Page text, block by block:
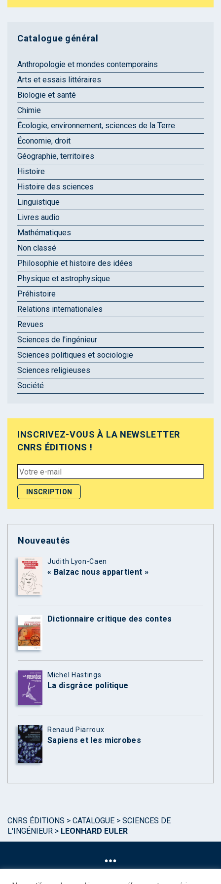
Catalogue général
Anthropologie et mondes contemporains
Arts et essais littéraires
Biologie et santé
Chimie
Écologie, environnement, sciences de la Terre
Économie, droit
Géographie, territoires
Histoire
Histoire des sciences
Linguistique
Livres audio
Mathématiques
Non classé
Philosophie et histoire des idées
Physique et astrophysique
Préhistoire
Relations internationales
Revues
Sciences de l'ingénieur
Sciences politiques et sociologie
Sciences religieuses
Société
INSCRIVEZ-VOUS À LA NEWSLETTER
CNRS ÉDITIONS !
Nouveautés
Judith Lyon-Caen
« Balzac nous appartient »
Dictionnaire critique des contes
Michel Hastings
La disgrâce politique
Renaud Piarroux
Sapiens et les microbes
CNRS ÉDITIONS > CATALOGUE > SCIENCES DE
L'INGÉNIEUR > LEONHARD EULER